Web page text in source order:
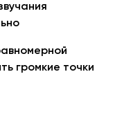
громкие точки